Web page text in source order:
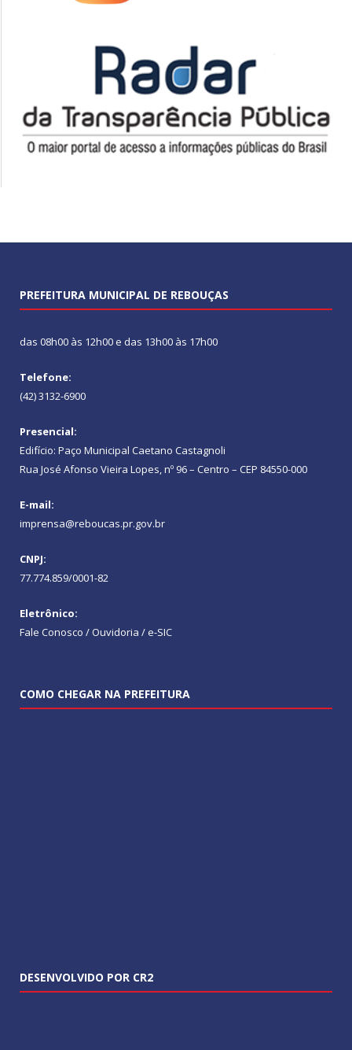
PREFEITURA MUNICIPAL DE REBOUÇAS
das 08h00 às 12h00 e das 13h00 às 17h00
Telefone:
(42) 3132-6900
Presencial:
Edifício: Paço Municipal Caetano Castagnoli
Rua José Afonso Vieira Lopes, nº 96 – Centro – CEP 84550-000
E-mail:
imprensa@reboucas.pr.gov.br
CNPJ:
77.774.859/0001-82
Eletrônico:
Fale Conosco / Ouvidoria / e-SIC
COMO CHEGAR NA PREFEITURA
DESENVOLVIDO POR CR2